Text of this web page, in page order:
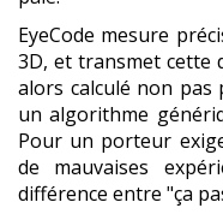
EyeCode mesure
3D, et transmet cette
alors calculé non
un algorithme
Pour un porteur
de mauvaises
différence entre "ça